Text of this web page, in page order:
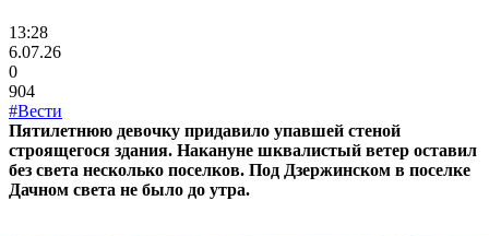
13:28
6.07.26
0
904
#Вести
Пятилетнюю девочку придавило упавшей стеной
строящегося здания. Накануне шквалистый ветер оставил
без света несколько поселков. Под Дзержинском в поселке
Дачном света не было до утра.